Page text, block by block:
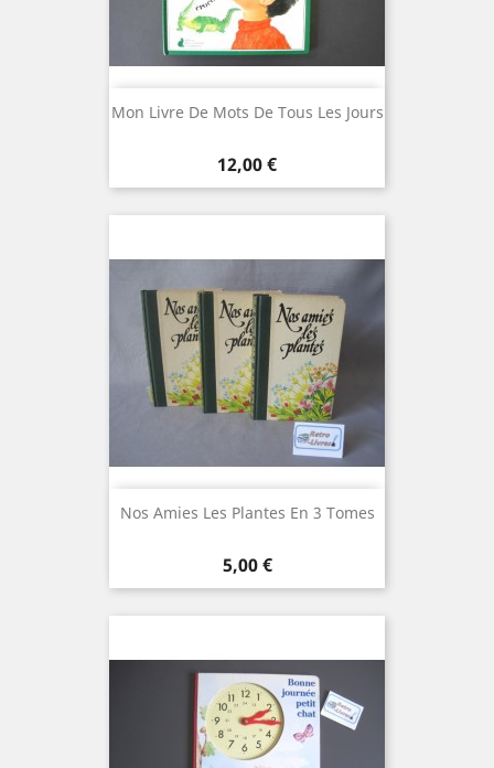
Mon Livre De Mots De Tous Les Jours
Prix
12,00 €
Nos Amies Les Plantes En 3 Tomes
Prix
5,00 €